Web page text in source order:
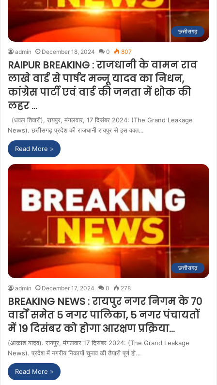
छत्तीसगढ़
admin December 18, 2024 0 807
RAIPUR BREAKING : राजधानी के वामन राव
लाखे वार्ड से पार्षद मन्नू यादव का निधन,
कांग्रेस पार्टी एवं वार्ड की जनता में शोक की
लहर …
(धवल तिवारी), रायपुर, मंगलवार, 17 दिसंबर 2024: (The Grand Leakage
News). छत्तीसगढ़ प्रदेश की राजधानी रायपुर से इस वक्त…
Read More »
छत्तीसगढ़
admin December 17, 2024 0 278
BREAKING NEWS : रायपुर नगर निगम के 70
वार्डों समेत 5 नगर पालिका, 5 नगर पंचायतों
में 19 दिसंबर को होगा आरक्षण प्रक्रिया…
(आकाश यादव). रायपुर, मंगलवार 17 दिसंबर 2024: (The Grand Leakage
News). प्रदेश में नगरीय निकायों चुनाव की तैयारी पूर्ण हो…
Read More »